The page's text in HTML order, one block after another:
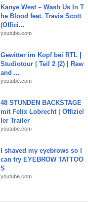
Kanye West – Wash Us In T
he Blood feat. Travis Scott
(Offici...
youtube.com
Gewitter im Kopf bei RTL |
Studiotour | Teil 2 (2) | Raw
and ...
youtube.com
48 STUNDEN BACKSTAGE
mit Felix Lobrecht | Offiziel
ler Trailer
youtube.com
I shaved my eyebrows so I
can try EYEBROW TATTOO
S
youtube.com